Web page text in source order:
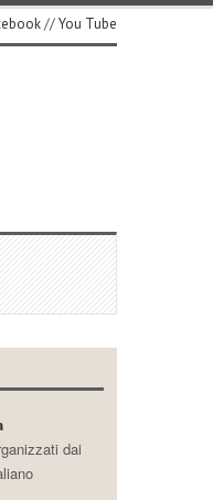
//You Tube
dai